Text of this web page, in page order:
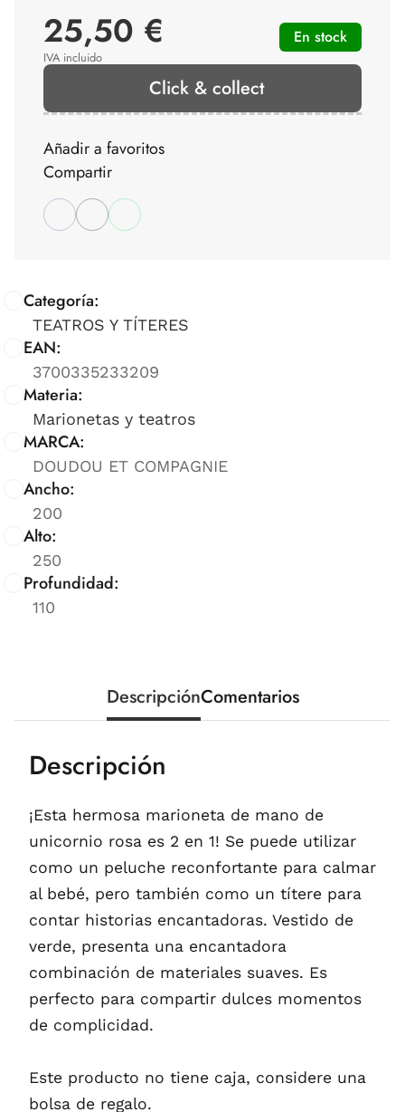
Categoría:
TEATROS Y TÍTERES
EAN:
3700335233209
Materia:
Marionetas y teatros
MARCA:
DOUDOU ET COMPAGNIE
Ancho:
200
Alto:
250
Profundidad:
110
25,50 €
IVA incluido
En stock
Click & collect
Añadir a favoritos
Compartir
DescripciónComentarios
Descripción
¡Esta hermosa marioneta de mano de
unicornio rosa es 2 en 1! Se puede utilizar
como un peluche reconfortante para calmar
al bebé, pero también como un títere para
contar historias encantadoras. Vestido de
verde, presenta una encantadora
combinación de materiales suaves. Es
perfecto para compartir dulces momentos
de complicidad.
Este producto no tiene caja, considere una
bolsa de regalo.